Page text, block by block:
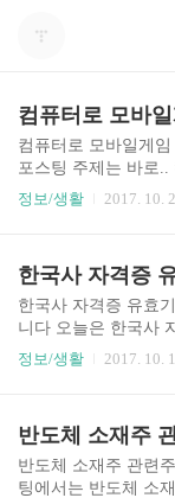
컴퓨터로 모바
컴퓨터로 모바일게
포스팅 주제는 바로
법에 대해서... 우선
이중에 한개를 설치
습니다 블루스택의
게임이 많고 PC접속
한건 다 돌아갑니다
녹스의 경우 조금 인
있다고 합니다 컴퓨
끔한 대신 coc등의
정보/생활 2017. 10.
한국사 자격증 유효
니다 오늘은 한국사
간단히 포스팅해보겠
따라 기간을 정하기
급까지 여섯개의 등
지금은 초급,중급,고
정보/생활 2017. 10.
반도체 소재주
반도체 소재주 관련
팅에서는 반도체 소